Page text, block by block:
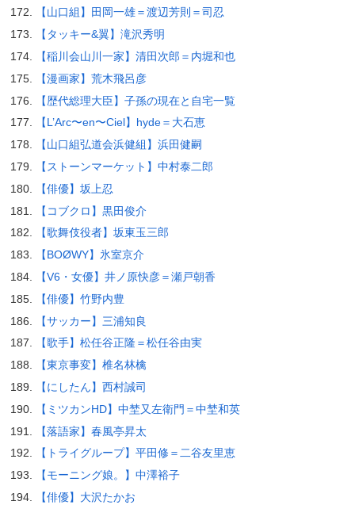
【山口組】田岡一雄＝渡辺芳則＝司忍
【タッキー&翼】滝沢秀明
【稲川会山川一家】清田次郎＝内堀和也
【漫画家】荒木飛呂彦
【歴代総理大臣】子孫の現在と自宅一覧
【L’Arc〜en〜Ciel】hyde＝大石恵
【山口組弘道会浜健組】浜田健嗣
【ストーンマーケット】中村泰二郎
【俳優】坂上忍
【コブクロ】黒田俊介
【歌舞伎役者】坂東玉三郎
【BOØWY】氷室京介
【V6・女優】井ノ原快彦＝瀬戸朝香
【俳優】竹野内豊
【サッカー】三浦知良
【歌手】松任谷正隆＝松任谷由実
【東京事変】椎名林檎
【にしたん】西村誠司
【ミツカンHD】中埜又左衛門＝中埜和英
【落語家】春風亭昇太
【トライグループ】平田修＝二谷友里恵
【モーニング娘。】中澤裕子
【俳優】大沢たかお